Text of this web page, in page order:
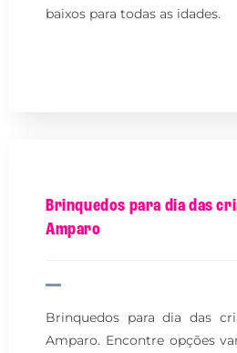
baixos para todas as idades.
Brinquedos para dia das
Amparo
Brinquedos para dia das
Amparo. Encontre opções